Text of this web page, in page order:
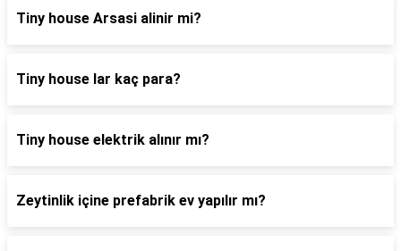
Tiny house Arsasi alinir mi?
Tiny house lar kaç para?
Tiny house elektrik alınır mı?
Zeytinlik içine prefabrik ev yapılır mı?